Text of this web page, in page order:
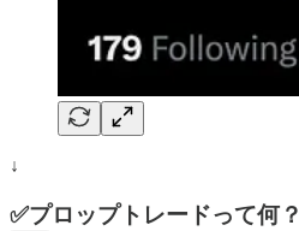
↓
✅プロップトレードって何？